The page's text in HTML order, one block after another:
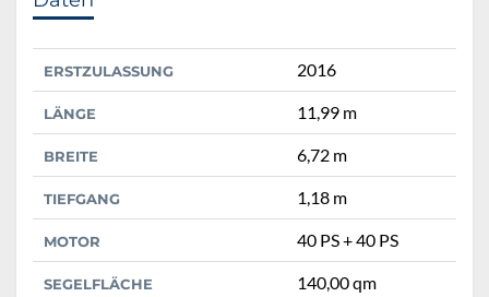
ERSTZULASSUNG 2016
LÄNGE 11,99 m
BREITE 6,72 m
TIEFGANG 1,18 m
MOTOR 40 PS + 40 PS
SEGELFLÄCHE 140,00 qm